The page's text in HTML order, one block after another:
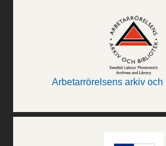
Arbetarrörelsens arkiv och